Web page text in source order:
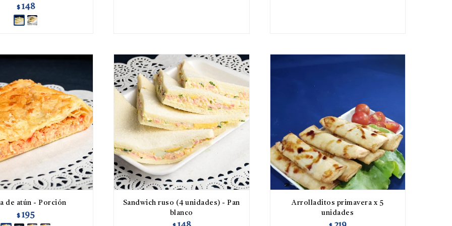
$ 148
de atún - Porción
$ 195
Sandwich ruso (4 unidades) - Pan
blanco
Arrolladitos primavera x 5
unidades